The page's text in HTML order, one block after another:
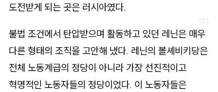
도전받게 되는 곳은 러시아였다.
불법 조건에서 탄압받으며 활동하고 있던 레닌은 매우
다른 형태의 조직을 고안해 냈다. 레닌의 볼셰비키당은
전체 노동계급의 정당이 아니라 가장 선진적이고
혁명적인 노동자들의 정당이었다. 이 노동자들은